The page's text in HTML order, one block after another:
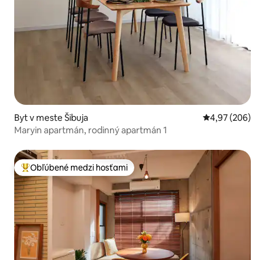
Byt v meste Šibuja Priemerné
4,97 (206)
Maryin apartmán, rodinný apartmán 1
Najobľúbenejšie medzi hosťami
Obľúbené medzi hosťami